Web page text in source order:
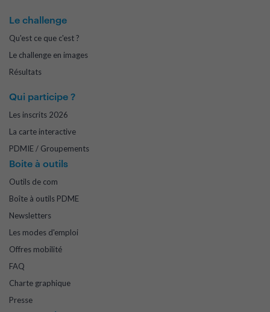
Le challenge
Qu'est ce que c'est ?
Le challenge en images
Résultats
Qui participe ?
Les inscrits 2026
La carte interactive
PDMIE / Groupements
Boite à outils
Outils de com
Boîte à outils PDME
Newsletters
Les modes d'emploi
Offres mobilité
FAQ
Charte graphique
Presse